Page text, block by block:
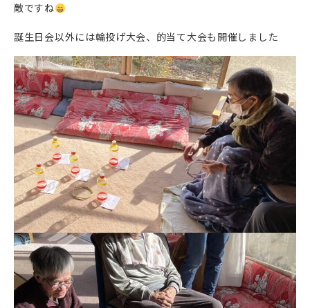
敵ですね
誕生日会以外には輪投げ大会、的当て大会も開催しました